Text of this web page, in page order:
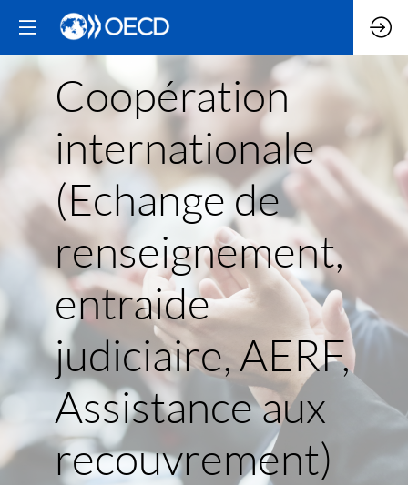
Coopération
internationale
(Echange de
renseignement,
entraide
judiciaire, AERF,
Assistance aux
recouvrement)